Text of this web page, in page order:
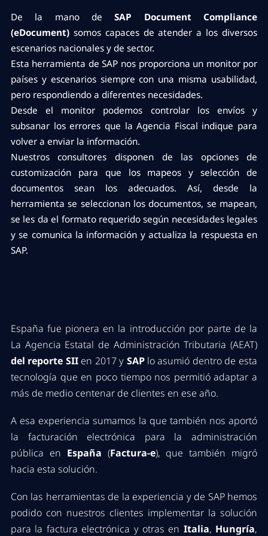
De la mano deSAP Document Compliance
(eDocument)somos capaces de atender a los diversos
escenarios nacionales y de sector.
Esta herramienta de SAP nos proporciona un monitor por
países y escenarios siempre con una misma usabilidad,
pero respondiendo a diferentes necesidades.
Desde el monitor podemos controlar los envíos y
subsanar los errores que la Agencia Fiscal indique para
volver a enviar la información.
Nuestros consultores disponen de las opciones de
customización para que los mapeos y selección de
documentos sean los adecuados. Así, desde la
herramienta se seleccionan los documentos, se mapean,
se les da el formato requerido según necesidades legales
y se comunica la información y actualiza la respuesta en
SAP.
España fue pionera en la introducción por parte de la
La Agencia Estatal de Administración Tributaria (AEAT)
del reporte SIIen 2017 y SAPlo asumió dentro de esta
tecnología que en poco tiempo nos permitió adaptar a
más de medio centenar de clientes en ese año.
A esa experiencia sumamos la que también nos aportó
la facturación electrónica para la administración
pública en España (Factura-e), que también migró
hacia esta solución.
Con las herramientas de la experiencia y de SAP hemos
podido con nuestros clientes implementar la solución
para la factura electrónica y otras en Italia, Hungría,